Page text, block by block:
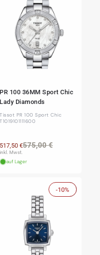
PR 100 36MM Sport Chic
Lady Diamonds
Tissot PR 100 Sport Chic
T1019101111600
Normaler
575,00 €
517,50 €
inkl. Mwst.
auf Lager
Sale
-10%